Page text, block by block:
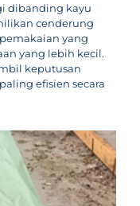
dibanding kayu
cenderung
yang
yang lebih kecil.
keputusan
efisien secara